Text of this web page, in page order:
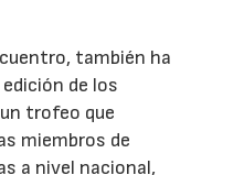
también ha
de los
un trofeo que
miembros de
a nivel nacional,